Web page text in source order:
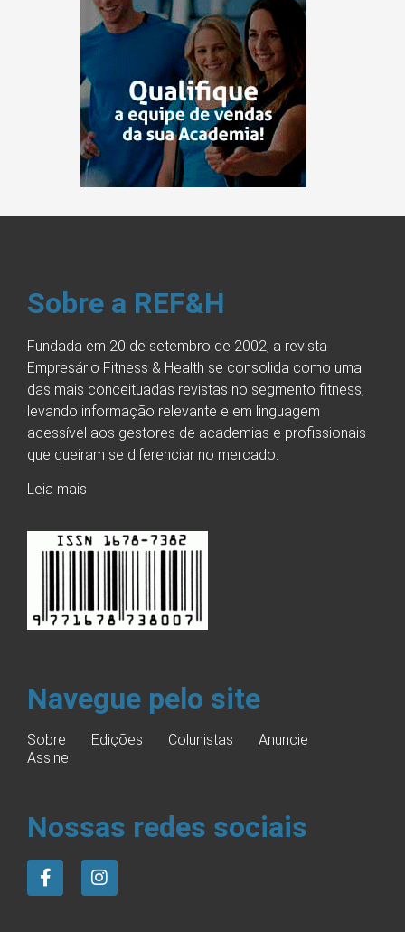
Sobre a REF&H
Fundada em 20 de setembro de 2002, a revista
Empresário Fitness & Health se consolida como uma
das mais conceituadas revistas no segmento fitness,
levando informação relevante e em linguagem
acessível aos gestores de academias e profissionais
que queiram se diferenciar no mercado.
Leia mais
Navegue pelo site
Sobre Edições Colunistas
Anuncie
Assine
Nossas redes sociais